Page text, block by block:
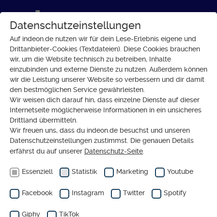
LEBEN
Stoppt
Single-
Shaming
in der
Kirche!
Ein Herz
für
Singles
Datenschutzeinstellungen
Auf indeon.de nutzen wir für dein Lese-Erlebnis eigene und
Drittanbieter-Cookies (Textdateien). Diese Cookies brauchen
wir, um die Website technisch zu betreiben, Inhalte
einzubinden und externe Dienste zu nutzen. Außerdem können
wir die Leistung unserer Website so verbessern und dir damit
den bestmöglichen Service gewährleisten.
Wir weisen dich darauf hin, dass einzelne Dienste auf dieser
Internetseite möglicherweise Informationen in ein unsicheres
Drittland übermitteln.
Wir freuen uns, dass du indeon.de besuchst und unseren
Datenschutzeinstellungen zustimmst. Die genauen Details
erfährst du auf unserer Datenschutz-Seite
Essenziell Statistik Marketing Youtube
Facebook Instagram Twitter Spotify
Giphy TikTok